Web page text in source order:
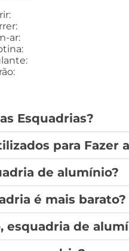
ar:
Esquadrias?
para Fazer
de alumínio?
é mais barato?
esquadria de